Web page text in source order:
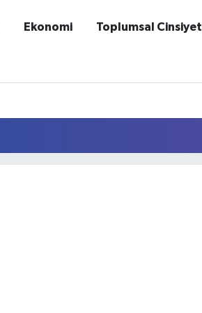
Ekonomi Toplumsal Cinsiyet